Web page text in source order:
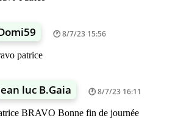
8/7/23 15:56
patrice
luc B.Gaia 8/7/23 16:11
BRAVO Bonne fin de journée